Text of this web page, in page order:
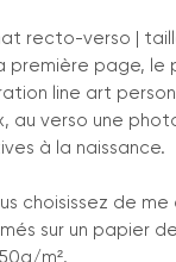
recto-verso |
première page, le
line art
au verso une
à la naissance.
choisissez de
sur un papier
m².